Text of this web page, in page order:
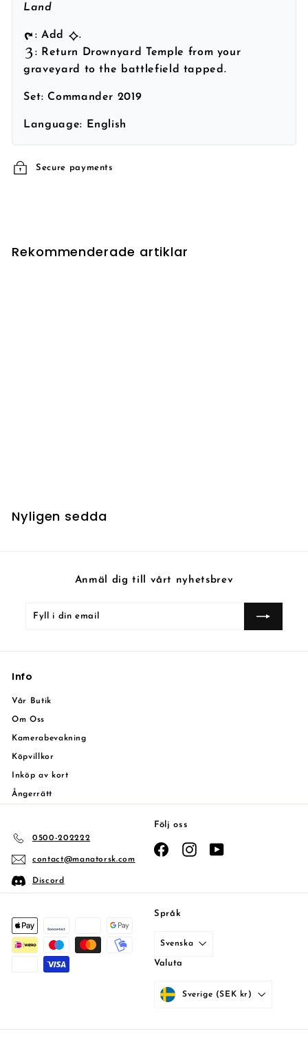
Land
: Add
.
: Return Drownyard Temple from your
graveyard to the battlefield tapped.
Set:Commander 2019
Language: English
Secure payments
Rekommenderade artiklar
Nyligen sedda
Anmäl dig till vårt nyhetsbrev
Fyll
email
Prenumerera
Info
Vår Butik
Om Oss
Kamerabevakning
Köpvillkor
Inköp av kort
Ångerrätt
0500-202222
contact@manatorsk.com
Discord
Följ oss
FacebookInstagram
Språk
Svenska
Valuta
Sverige (SEK kr)